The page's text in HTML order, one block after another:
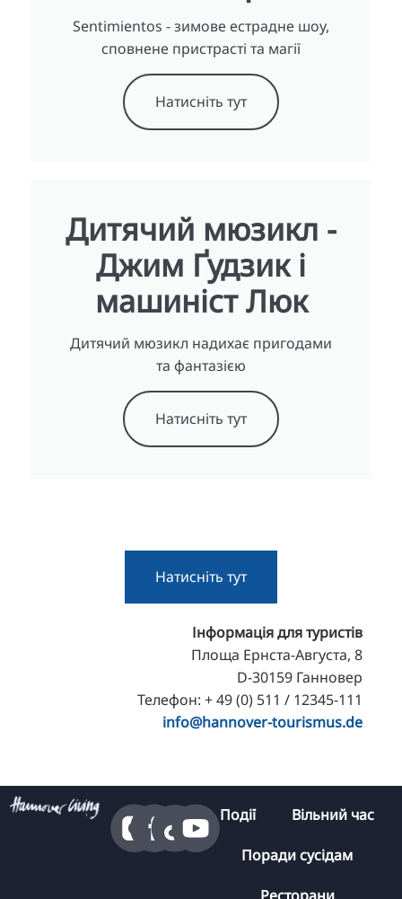
Sentimientos - зимове естрадне шоу,
сповнене пристрасті та магії
Натисніть тут
Дитячий мюзикл -
Джим Ґудзик і
машиніст Люк
Дитячий мюзикл надихає пригодами
та фантазією
Натисніть тут
Натисніть тут
Інформація для туристів
Площа Ернста-Августа, 8
D-30159 Ганновер
Телефон: + 49 (0) 511 / 12345-111
info@hannover-tourismus.de
Події Вільний час
Поради сусідам